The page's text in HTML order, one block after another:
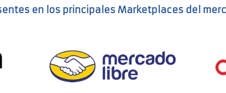
en los principales Marketplaces del